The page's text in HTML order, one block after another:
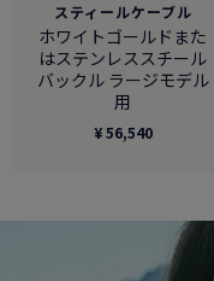
スティールケーブル
ホワイトゴールドまた
はステンレススチール
バックル ラージモデル
用
¥ 56,540